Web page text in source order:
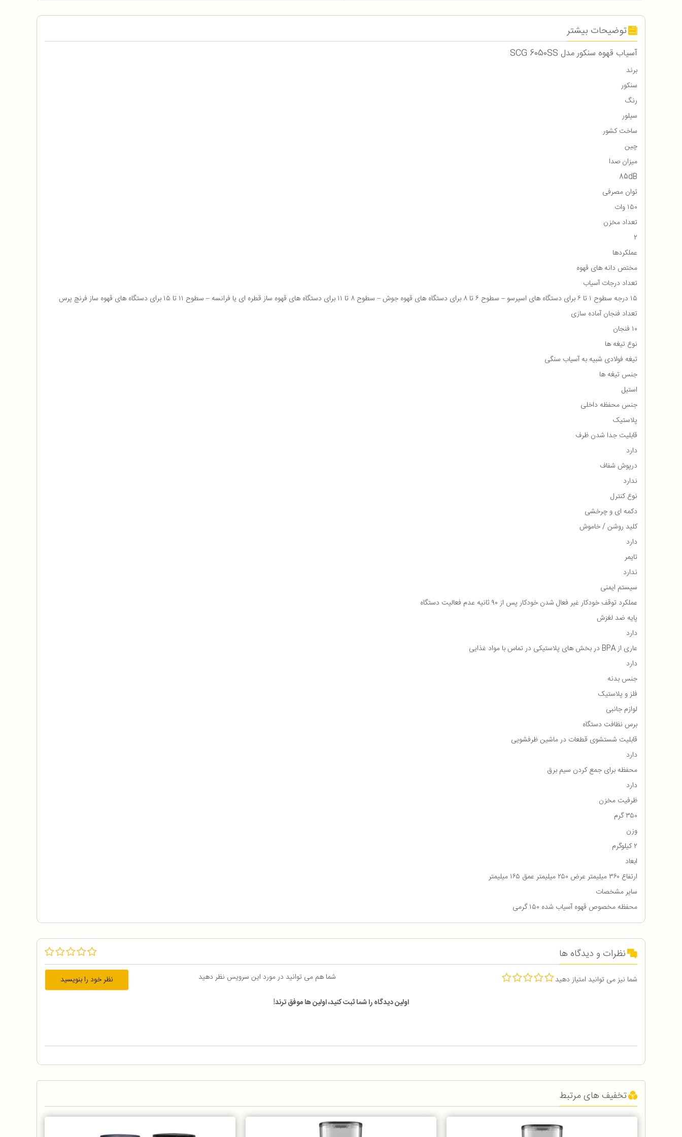
توضیحات بیشتر
آسیاب قهوه سنکور مدل SCG 6050SS
برند
سنکور
رنگ
سیلور
ساخت کشور
چین
میزان صدا
85dB
توان مصرفی
۱۵۰ وات
تعداد مخزن
۲
عملکردها
مختص دانه های قهوه
تعداد درجات آسیاب
۱۵ درجه سطوح ۱ تا ۶ برای دستگاه های اسپرسو – سطوح ۶ تا ۸ برای دستگاه های قهوه جوش – سطوح ۸ تا ۱۱ برای دستگاه های قهوه ساز قطره ای یا فرانسه – سطوح ۱۱ تا ۱۵ برای دستگاه های قهوه ساز فرنچ پرس
تعداد فنجان آماده سازی
۱۰ فنجان
نوع تیغه ها
تیغه فولادی شبیه به آسیاب سنگی
جنس تیغه ها
استيل
جنس محفظه داخلی
پلاستیک
قابلیت جدا شدن ظرف
دارد
درپوش شفاف
ندارد
نوع کنترل
دکمه ای و چرخشی
کلید روشن / خاموش
دارد
تایمر
ندارد
سیستم ایمنی
عملکرد توقف خودکار غیر فعال شدن خودکار پس از ۹۰ ثانیه عدم فعالیت دستگاه
پایه ضد لغزش
دارد
عاری از BPA در بخش های پلاستیکی در تماس با مواد غذایی
دارد
جنس بدنه
فلز و پلاستیک
لوازم جانبی
برس نظافت دستگاه
قابلیت شستشوی قطعات در ماشین ظرفشویی
دارد
محفظه برای جمع كردن سیم برق
دارد
ظرفیت مخزن
۳۵۰ گرم
وزن
۲ کیلوگرم
ابعاد
ارتفاع ۳۶۰ میلیمتر عرض ۲۵۰ میلیمتر عمق ۱۶۵ میلیمتر
سایر مشخصات
محفظه مخصوص قهوه آسیاب شده ۱۵۰ گرمی
نظرات و دیدگاه ها
شما نیز می توانید امتیاز دهید شما هم می توانید در مورد این سرویس نظر دهید
نظر خود را بنویسید
اولین دیدگاه را شما ثبت کنید، اولین ها موفق ترند!
تخفیف های مرتبط